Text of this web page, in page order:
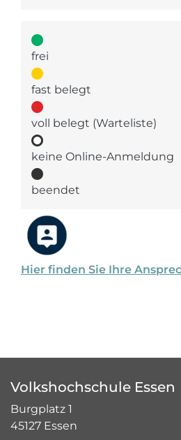
Hier finden Sie Ihre
frei
fast belegt
voll belegt (Warteliste)
keine Online-Anmeldung
beendet
Volkshochschule Essen
Burgplatz 1
45127 Essen